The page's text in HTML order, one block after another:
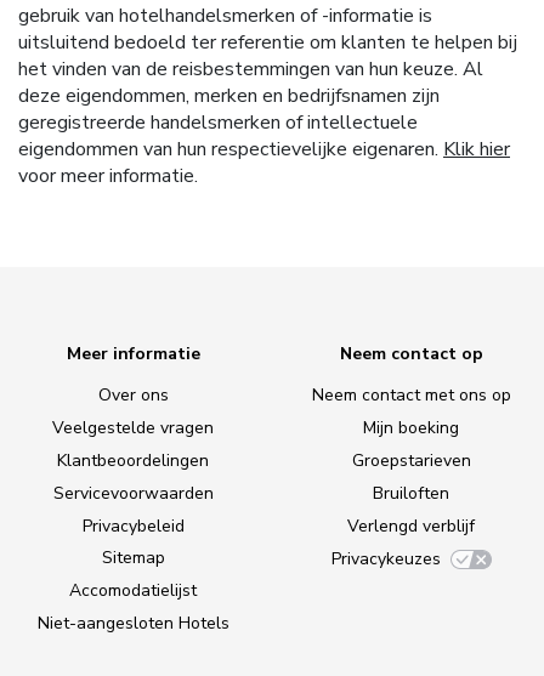
gebruik van hotelhandelsmerken of -informatie is
uitsluitend bedoeld ter referentie om klanten te helpen bij
het vinden van de reisbestemmingen van hun keuze. Al
deze eigendommen, merken en bedrijfsnamen zijn
geregistreerde handelsmerken of intellectuele
eigendommen van hun respectievelijke eigenaren. Klik hier
voor meer informatie.
Meer informatie
Over ons
Veelgestelde vragen
Klantbeoordelingen
Servicevoorwaarden
Privacybeleid
Sitemap
Accomodatielijst
Niet-aangesloten Hotels
Neem contact op
Neem contact met ons op
Mijn boeking
Groepstarieven
Bruiloften
Verlengd verblijf
Privacykeuzes